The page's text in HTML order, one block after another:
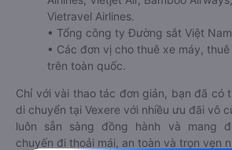
Vietravel Airlines.
• Tổng công ty Đường sắt Việt
• Các đơn vị cho thuê xe máy,
trên toàn quốc.
Chỉ với vài thao tác đơn giản, bạn đã có
di chuyển tại Vexere với nhiều ưu đãi vô
luôn sẵn sàng đồng hành và mang
chuyến đi thoải mái, an toàn và trọn vẹn